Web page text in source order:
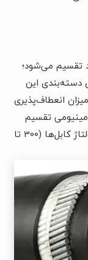
تقسیم می‌شود؛
دسته‌بندی این
انعطاف‌پذیری
تقسیم
می‌شود. گاها نیز این تقسیم‌بندی بر اساس ولتاژ کابل‌ها (300 تا